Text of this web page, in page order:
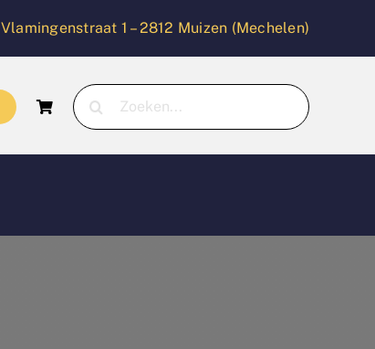
Vlamingenstraat 1 – 2812 Muizen (Mechelen)
Zoeken
naar: